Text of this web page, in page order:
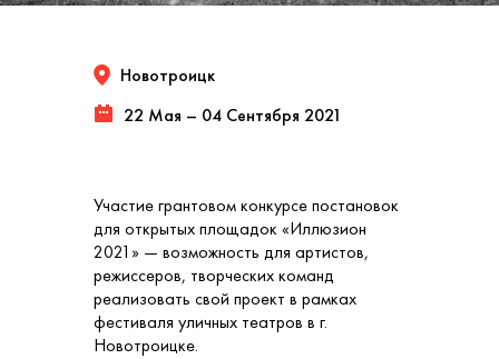
Новотроицк
22 Мая – 04 Сентября 2021
Участие грантовом конкурсе постановок
для открытых площадок «Иллюзион
2021» — возможность для артистов,
режиссеров, творческих команд
реализовать свой проект в рамках
фестиваля уличных театров в г.
Новотроицке.